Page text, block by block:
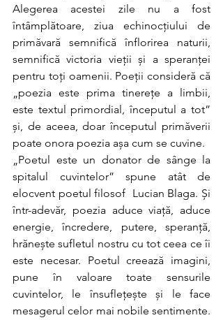
Alegerea acestei zile nu a fost
întâmplătoare, ziua echinocțiului de
primăvară semnifică înflorirea naturii,
semnifică victoria vieții și a speranței
pentru toți oamenii. Poeții consideră că
„poezia este prima tinerețe a limbii,
este textul primordial, începutul a tot”
și, de aceea, doar începutul primăverii
poate onora poezia așa cum se cuvine.
„Poetul este un donator de sânge la
spitalul cuvintelor” spune atât de
elocvent poetul filosof  Lucian Blaga. Și
într-adevăr, poezia aduce viață, aduce
energie, încredere, putere, speranță,
hrănește sufletul nostru cu tot ceea ce îi
este necesar. Poetul creează imagini,
pune în valoare toate sensurile
cuvintelor, le însuflețește și le face
mesagerul celor mai nobile sentimente.